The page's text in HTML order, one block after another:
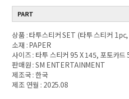
PART
상품 : 타투스티커 SET (타투 스티커
소재 : PAPER
사이즈 : 타투 스티커 95 X 145, 포토카드
판매원 : SM ENTERTAINMENT
제조국 : 한국
제조 연월 : 2025.08